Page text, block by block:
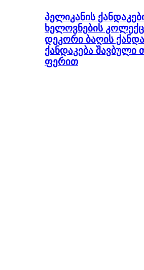
პელიკანის
ხელოვნების
დეკორი ბაღის
ქანდაკება შავბული
ფერით